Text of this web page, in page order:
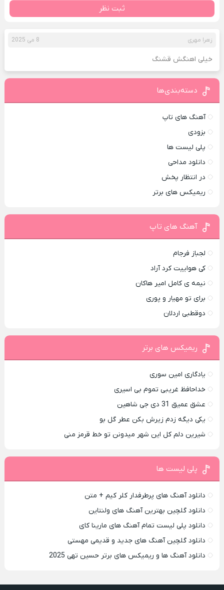
ثبت نظر
زهرا مهری 8 می 2025
خیلی اهنگش قشنگ
دسته‌بندی‌ها
آهنگ های تاپ
بزودی
پلی لیست ها
دانلود مداحی
در انتظار پخش
ریمیکس های برتر
آهنگ های تاپ
لجباز فرجام
کی هواییت کرد آراد
نیمه ی کامل امیر هاکان
برای تو مهیار و پوری
دوقطبی اردلان
ریمیکس های برتر
یادگاری امین سوری
خداحافظ غریبی تموم بی اسیری
عشق عمیق 31 دی جی شاهین
یکی دیگه زدم زیرش بکن عطر گل بو
شیرین دلم کل این شهر میدونن تو خط قرمز منی
پلی لیست ها
دانلود آهنگ های پرطرفدار کلر کیم + متن
دانلود گلچین بهترین آهنگ های ولنتاین
دانلود پلی لیست تمام آهنگ های مارینا کای
دانلود گلچین آهنگ های جدید و قدیمی مهستی
دانلود آهنگ ها و ریمیکس های برتر حسین تهی 2025